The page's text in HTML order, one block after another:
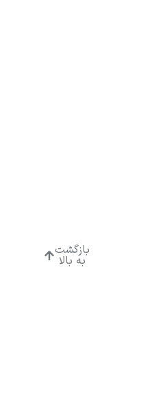
بازگشت
به بالا